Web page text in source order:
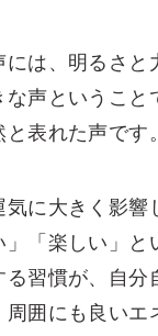
は、明るさと
声ということ
表れた声です。
気に大きく影響
」「楽しい」と
る習慣が、自分
周囲にも良いエ